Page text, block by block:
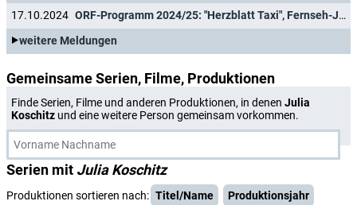
17.10.2024
ORF-Programm 2024/25: "Herzblatt Taxi", Fernseh-Jubiläum und mehr "Dancing Stars"
weitere Meldungen
Gemeinsame Serien, Filme, Produktionen
Finde Serien, Filme und anderen Produktionen, in denen Julia
Koschitz und eine weitere Person gemeinsam vorkommen.
Serien mit Julia Koschitz
Produktionen sortieren nach: Titel/Name
Produktionsjahr